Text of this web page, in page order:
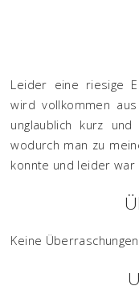
Leider eine riesige
wird vollkommen
unglaublich kurz
wodurch man zu
konnte und leider war
Keine